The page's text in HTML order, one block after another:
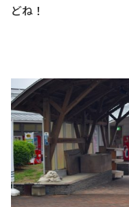
どね！